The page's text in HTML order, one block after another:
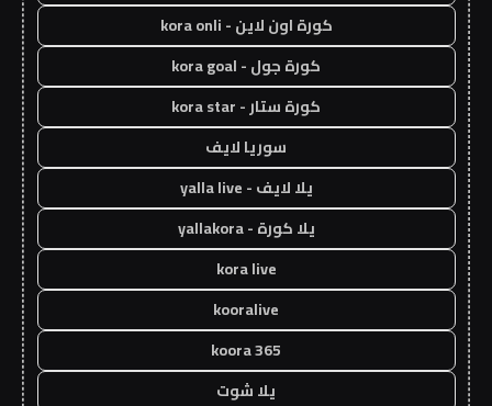
كورة اون لاين - kora onli
كورة جول - kora goal
كورة ستار - kora star
سوريا لايف
يلا لايف - yalla live
يلا كورة - yallakora
kora live
kooralive
koora 365
يلا شوت